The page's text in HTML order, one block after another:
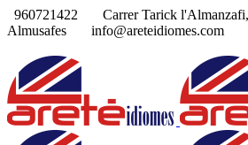
960721422
Carrer Tarick
Almusafes
info@areteidiomes.com